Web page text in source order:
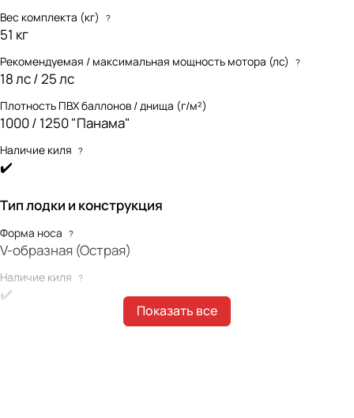
Вес комплекта (кг) ?
51 кг
Рекомендуемая / максимальная мощность мотора (лс) ?
18 лс / 25 лс
Плотность ПВХ баллонов / днища (г/м²)
1000 / 1250 "Панама"
Наличие киля ?
✔️
Тип лодки и конструкция
Форма носа ?
V-образная (Острая)
Наличие киля ?
✔️
Показать все